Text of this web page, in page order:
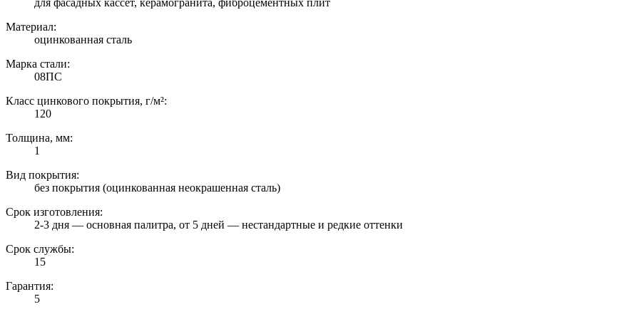
для фасадных кассет, керамогранита, фиброцементных плит
Материал:
оцинкованная сталь
Марка стали:
08ПС
Класс цинкового покрытия, г/м²:
120
Толщина, мм:
1
Вид покрытия:
без покрытия (оцинкованная неокрашенная сталь)
Срок изготовления:
2-3 дня — основная палитра, от 5 дней — нестандартные и редкие оттенки
Срок службы:
15
Гарантия:
5